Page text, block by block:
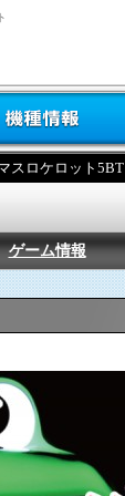
スロケロット5BT
ゲーム情報